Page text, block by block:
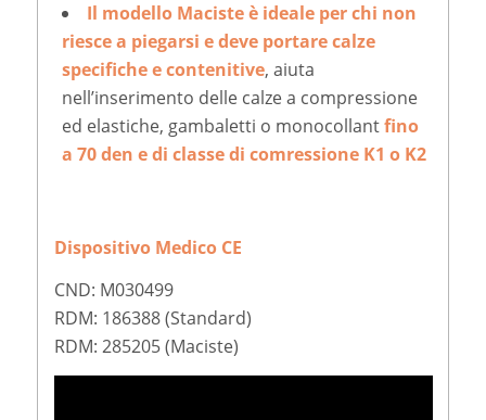
Il modello Maciste è ideale per chi non
riesce a piegarsi e deve portare calze
specifiche e contenitive, aiuta
nell’inserimento delle calze a compressione
ed elastiche, gambaletti o monocollant fino
a 70 den e di classe di comressione K1 o K2
Dispositivo Medico CE
CND: M030499
RDM: 186388 (Standard)
RDM: 285205 (Maciste)